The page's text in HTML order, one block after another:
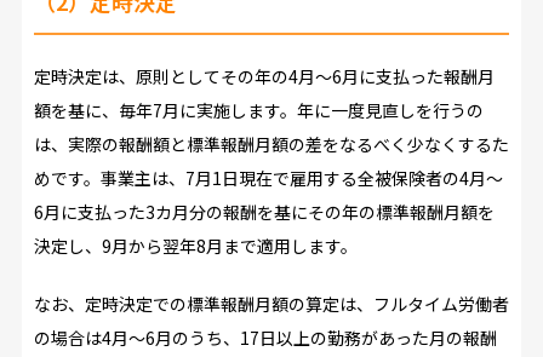
定時決定は、原則としてその年の4月～6月に支払った報酬月
額を基に、毎年7月に実施します。年に一度見直しを行うの
は、実際の報酬額と標準報酬月額の差をなるべく少なくするた
めです。事業主は、7月1日現在で雇用する全被保険者の4月～
6月に支払った3カ月分の報酬を基にその年の標準報酬月額を
決定し、9月から翌年8月まで適用します。
なお、定時決定での標準報酬月額の算定は、フルタイム労働者
の場合は4月～6月のうち、17日以上の勤務があった月の報酬